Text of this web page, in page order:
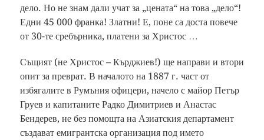
дело. Но не знам дали учат за „цената“ на това „дело“!
Едни 45 000 франка! Златни! Е, поне са доста повече
от 30-те сребърника, платени за Христос …
Същият (не Христос – Кърджиев!) ще направи и втори
опит за преврат. В началото на 1887 г. част от
избягалите в Румъния офицери, начело с майор Петър
Груев и капитаните Радко Димитриев и Анастас
Бендерев, не без помощта на Азиатския департамент
създават емигрантска организация под името